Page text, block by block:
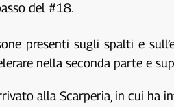
del #18.
presenti sugli spalti e
nella seconda parte e
alla Scarperia, in cui